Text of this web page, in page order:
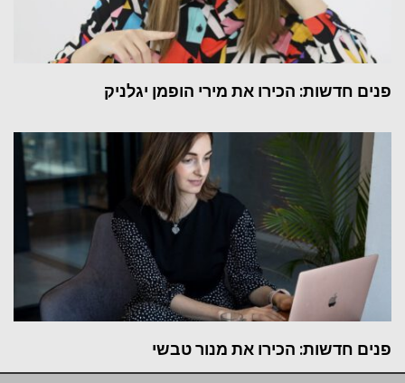
פנים חדשות: הכירו את מירי הופמן יגלניק
פנים חדשות: הכירו את מנור טבשי